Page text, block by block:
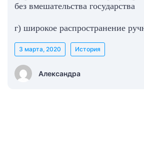
без вмешательства государства
г) широкое распространение
Александра
3 марта, 2020 История